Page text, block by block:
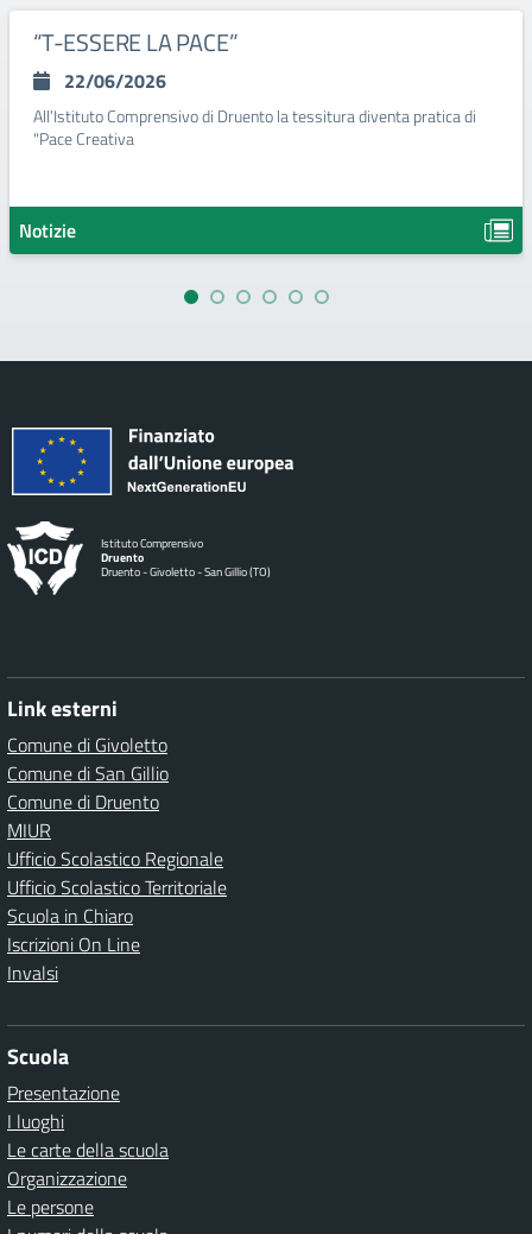
“T-ESSERE LA PACE”
22/06/2026
All’Istituto Comprensivo di Druento la tessitura diventa pratica di
"Pace Creativa
Notizie
Istituto Comprensivo
Druento
Druento - Givoletto - San Gillio (TO)
Link esterni
Comune di Givoletto
Comune di San Gillio
Comune di Druento
MIUR
Ufficio Scolastico Regionale
Ufficio Scolastico Territoriale
Scuola in Chiaro
Iscrizioni On Line
Invalsi
Scuola
Presentazione
I luoghi
Le carte della scuola
Organizzazione
Le persone